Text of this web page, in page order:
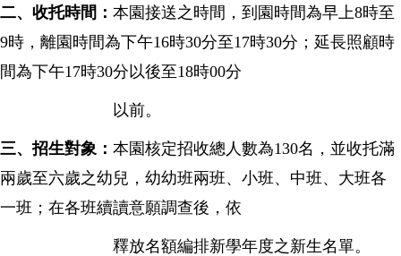
二、收托時間： 本園接送之時間，到園時間為早上8時至
9時，離園時間為下午16時30分至17時30分； 延長照顧時
間為下午17時30分以後至18時00分
以前。
三、招生對象： 本園核定招收總人數為130名，並收托滿
兩歲至六歲之幼兒，幼幼班兩班、小班、中班、大班各
一班；在各班續讀意願調查後，依
釋放名額編排新學年度之新生名單。